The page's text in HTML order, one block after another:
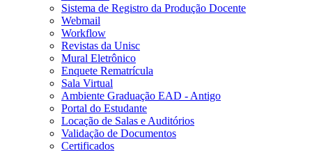
Sistema de Registro da Produção Docente
Webmail
Workflow
Revistas da Unisc
Mural Eletrônico
Enquete Rematrícula
Sala Virtual
Ambiente Graduação EAD - Antigo
Portal do Estudante
Locação de Salas e Auditórios
Validação de Documentos
Certificados